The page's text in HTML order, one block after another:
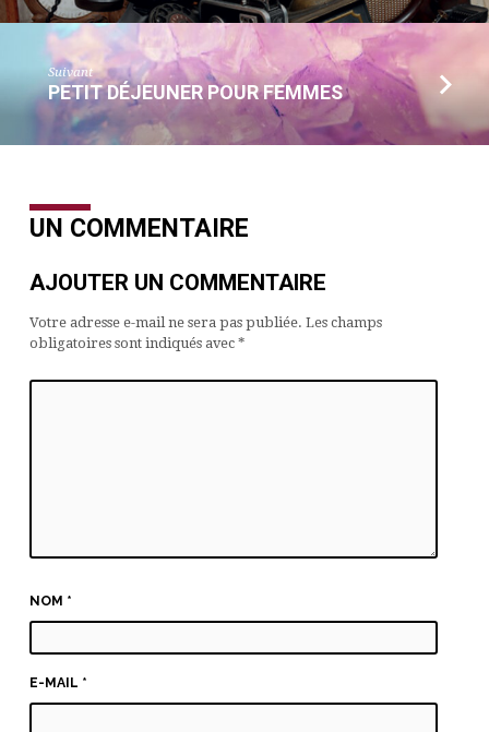
Suivant
PETIT DÉJEUNER POUR FEMMES
UN COMMENTAIRE
AJOUTER UN COMMENTAIRE
Votre adresse e-mail ne sera pas publiée. Les champs
obligatoires sont indiqués avec *
NOM *
E-MAIL *